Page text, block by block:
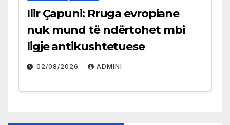
Ilir Çapuni: Rruga evropiane
nuk mund të ndërtohet mbi
ligje antikushtetuese
02/08/2026 ADMINI